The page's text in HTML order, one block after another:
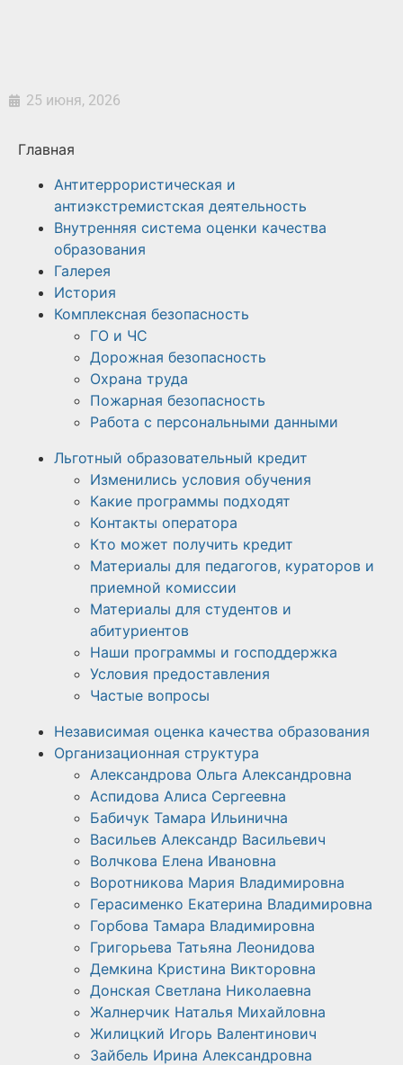
25 июня, 2026
Главная
Антитеррористическая и
антиэкстремистская деятельность
Внутренняя система оценки качества
образования
Галерея
История
Комплексная безопасность
ГО и ЧС
Дорожная безопасность
Охрана труда
Пожарная безопасность
Работа с персональными данными
Льготный образовательный кредит
Изменились условия обучения
Какие программы подходят
Контакты оператора
Кто может получить кредит
Материалы для педагогов, кураторов и
приемной комиссии
Материалы для студентов и
абитуриентов
Наши программы и господдержка
Условия предоставления
Частые вопросы
Независимая оценка качества образования
Организационная структура
Александрова Ольга Александровна
Аспидова Алиса Сергеевна
Бабичук Тамара Ильинична
Васильев Александр Васильевич
Волчкова Елена Ивановна
Воротникова Мария Владимировна
Герасименко Екатерина Владимировна
Горбова Тамара Владимировна
Григорьева Татьяна Леонидова
Демкина Кристина Викторовна
Донская Светлана Николаевна
Жалнерчик Наталья Михайловна
Жилицкий Игорь Валентинович
Зайбель Ирина Александровна